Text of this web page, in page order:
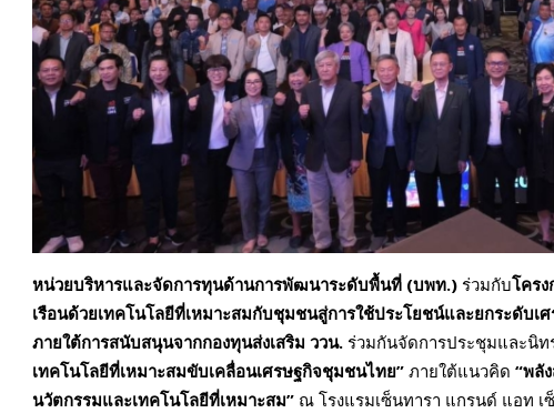
หน่วยบริหารและจัดการทุนด้านการพัฒนาระดับพื้นที่ (บพท.) ร่วมกับโคร
เรือนด้วยเทคโนโลยีที่เหมาะสมกับชุมชนสู่การใช้ประโยชน์และยกระดับ
ภายใต้การสนับสนุนจากกองทุนส่งเสริม ววน. ร่วมกันจัดการประชุมและนิ
เทคโนโลยีที่เหมาะสมขับเคลื่อนเศรษฐกิจชุมชนไทย” ภายใต้แนวคิด “พลั
นวัตกรรมและเทคโนโลยีที่เหมาะสม” ณ โรงแรมเซ็นทารา แกรนด์ แอท